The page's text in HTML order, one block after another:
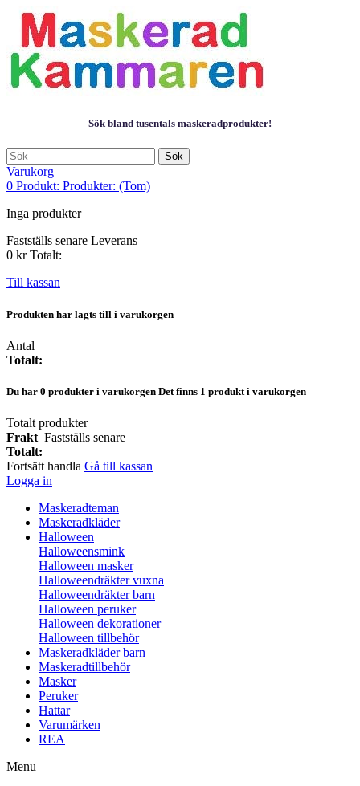
Sök bland tusentals maskeradprodukter!
Sök
Varukorg
0 Produkt: Produkter: (Tom)
Inga produkter
Fastställs senare Leverans
0 kr Totalt:
Till kassan
Produkten har lagts till i varukorgen
Antal
Totalt:
Du har 0 produkter i varukorgen Det finns 1 produkt i varukorgen
Totalt produkter
Frakt Fastställs senare
Totalt:
Fortsätt handla Gå till kassan
Logga in
Maskeradteman
Maskeradkläder
Halloween
Halloweensmink
Halloween masker
Halloweendräkter vuxna
Halloweendräkter barn
Halloween peruker
Halloween dekorationer
Halloween tillbehör
Maskeradkläder barn
Maskeradtillbehör
Masker
Peruker
Hattar
Varumärken
REA
Menu